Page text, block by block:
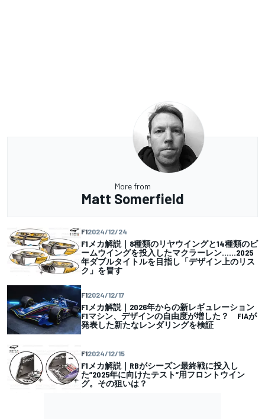
More from
Matt Somerfield
F12024/12/24
F1メカ解説｜8種類のリヤウイングと14種類のビ
ームウイングを投入したマクラーレン……2025
年ダブルタイトルを目指し「デザイン上のリス
ク」を冒す
F12024/12/17
F1メカ解説｜2026年からの新レギュレーション
F1マシン、デザインの自由度が増した？ FIAが
発表した新たなレンダリングを検証
F12024/12/15
F1メカ解説｜RBがシーズン最終戦に投入し
た”2025年に向けたテスト”用フロントウイン
グ。その狙いは？